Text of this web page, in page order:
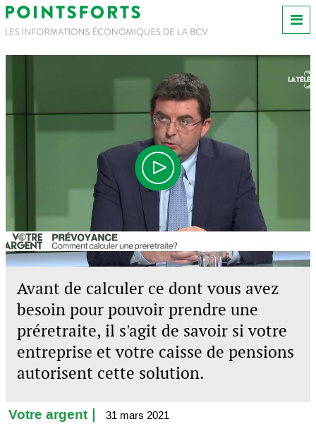
Avant de calculer ce dont vous avez
besoin pour pouvoir prendre une
préretraite, il s'agit de savoir si votre
entreprise et votre caisse de pensions
autorisent cette solution.
Votre argent 31 mars 2021